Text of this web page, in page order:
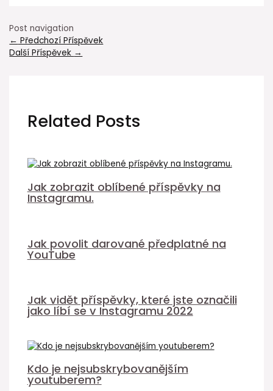
Post navigation
← Předchozí Příspěvek
Další Příspěvek →
Related Posts
Jak zobrazit oblíbené příspěvky na
Instagramu.
Jak povolit darované předplatné na
YouTube
Jak vidět příspěvky, které jste označili
jako líbí se v Instagramu 2022
Kdo je nejsubskrybovanějším
youtuberem?